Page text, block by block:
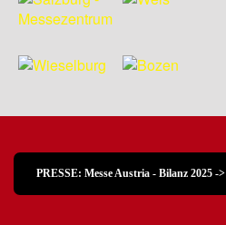
PRESSE: Messe Austria - Bilanz 2025 ->